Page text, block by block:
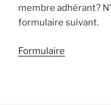
membre adhérant?
formulaire suivant.
Formulaire